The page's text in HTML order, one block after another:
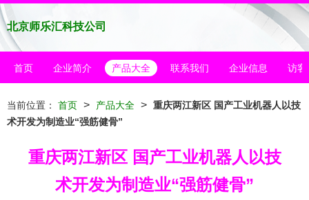
北京师乐汇科技公司
首页 企业简介 产品大全 联系我们 企业信息 访客
当前位置： 首页 > 产品大全 > 重庆两江新区 国产工业机器人以技
术开发为制造业“强筋健骨”
重庆两江新区 国产工业机器人以技
术开发为制造业“强筋健骨”